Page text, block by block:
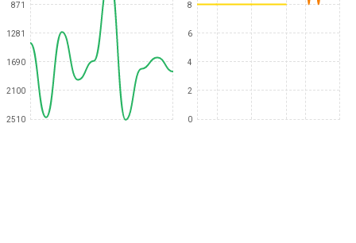
871
1281
1690
2100
2510
8
6
4
2
0